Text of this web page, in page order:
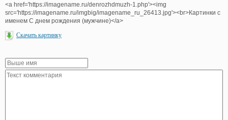
<a href='https://imagename.ru/denrozhdmuzh-1.php'><img
src='https://imagename.ru/imgbig/imagename_ru_26413.jpg'><br>Картинки с
именем С днем рождения (мужчине)</a>
Скачать картинку